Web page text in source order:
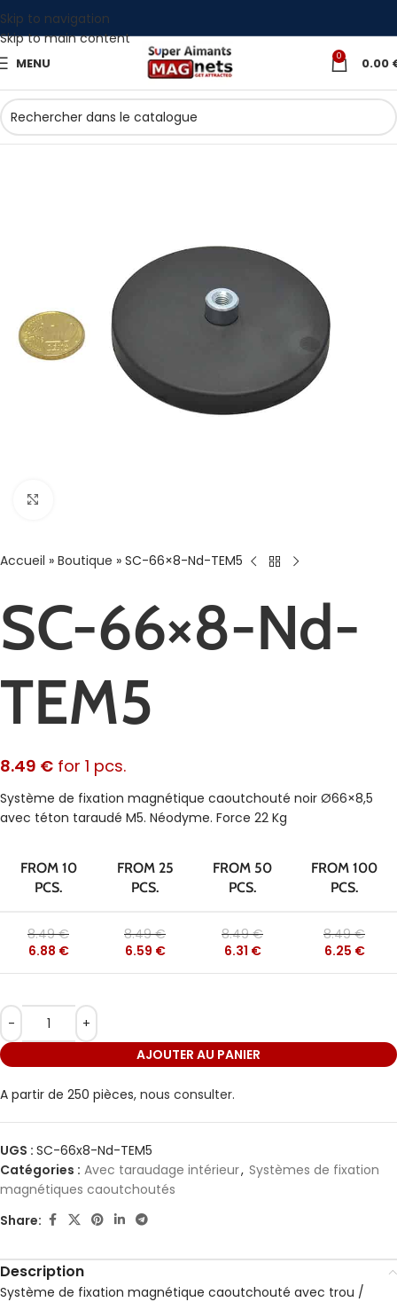
Skip to navigation
Skip to main content
MENU 0 0.00
Accueil » Boutique » SC-66×8-Nd-TEM5
SC-66×8-Nd-
TEM5
8.49 € for 1 pcs.
Système de fixation magnétique caoutchouté noir Ø66×8,5
avec téton taraudé M5. Néodyme. Force 22 Kg
FROM 10
PCS.
FROM 25
PCS.
FROM 50
PCS.
FROM 100
PCS.
8.49€
6.88 €
8.49€
6.59 €
8.49€
6.31 €
8.49€
6.25 €
AJOUTER AU PANIER
A partir de 250 pièces, nous consulter.
UGS : SC-66x8-Nd-TEM5
Catégories : Avec taraudage intérieur, Systèmes de fixation
magnétiques caoutchoutés
Share:
Description
Système de fixation magnétique caoutchouté avec trou /